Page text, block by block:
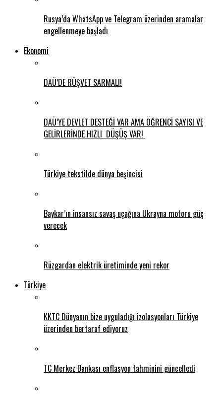
Rusya’da WhatsApp ve Telegram üzerinden aramalar
engellenmeye başladı
Ekonomi
DAÜ’DE RÜŞVET SARMALI!
DAÜ’YE DEVLET DESTEĞİ VAR AMA ÖĞRENCİ SAYISI VE
GELİRLERİNDE HIZLI DÜŞÜŞ VAR!
Türkiye tekstilde dünya beşincisi
Baykar’ın insansız savaş uçağına Ukrayna motoru güç
verecek
Rüzgardan elektrik üretiminde yeni rekor
Türkiye
KKTC Dünyanın bize uyguladığı izolasyonları Türkiye
üzerinden bertaraf ediyoruz
TC Merkez Bankası enflasyon tahminini güncelledi